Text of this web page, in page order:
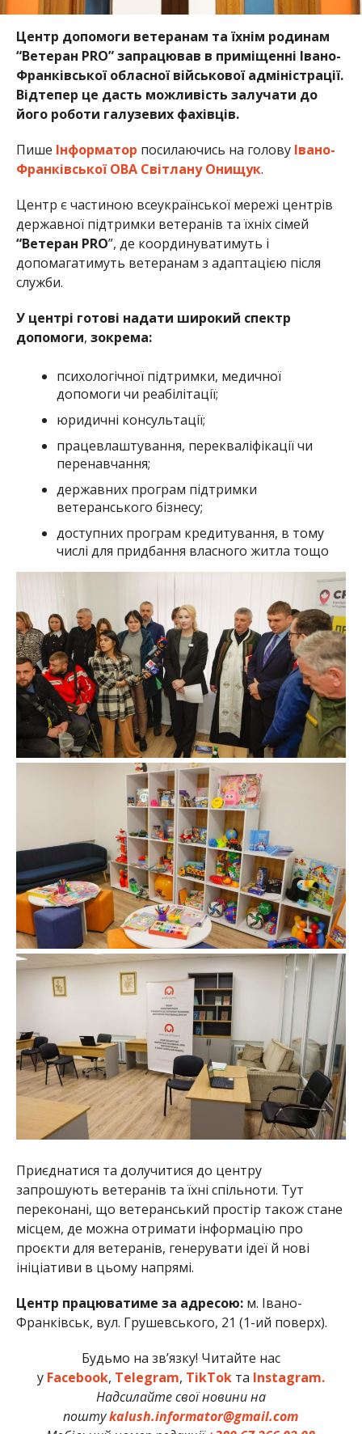
Центр допомоги ветеранам та їхнім родинам
“Ветеран PRO” запрацював в приміщенні Івано-
Франківської обласної військової адміністрації.
Відтепер це дасть можливість залучати до
його роботи галузевих фахівців.
Пише Інформатор посилаючись на голову Івано-
Франківської ОВА Світлану Онищук.
Центр є частиною всеукраїнської мережі центрів
державної підтримки ветеранів та їхніх сімей
“Ветеран PRO”, де координуватимуть і
допомагатимуть ветеранам з адаптацією після
служби.
У центрі готові надати широкий спектр
допомоги, зокрема:
психологічної підтримки, медичної
допомоги чи реабілітації;
юридичні консультації;
працевлаштування, перекваліфікації чи
перенавчання;
державних програм підтримки
ветеранського бізнесу;
доступних програм кредитування, в тому
числі для придбання власного житла тощо
Приєднатися та долучитися до центру
запрошують ветеранів та їхні спільноти. Тут
переконані, що ветеранський простір також стане
місцем, де можна отримати інформацію про
проєкти для ветеранів, генерувати ідеї й нові
ініціативи в цьому напрямі.
Центр працюватиме за адресою: м. Івано-
Франківськ, вул. Грушевського, 21 (1-ий поверх).
Будьмо на зв’язку! Читайте нас
у Facebook, Telegram, TikTokта Instagram.
Надсилайте свої новини на
поштуkalush.informator@gmail.com